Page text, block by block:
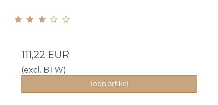
111,22 EUR
(excl. BTW)
Toon artikel